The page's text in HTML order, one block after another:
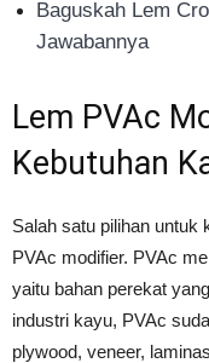
Baguskah Lem
Jawabannya
Lem PVAc
Kebutuhan
Salah satu pilihan untuk
PVAc modifier. PVAc
yaitu bahan perekat
industri kayu, PVAc
plywood, veneer,